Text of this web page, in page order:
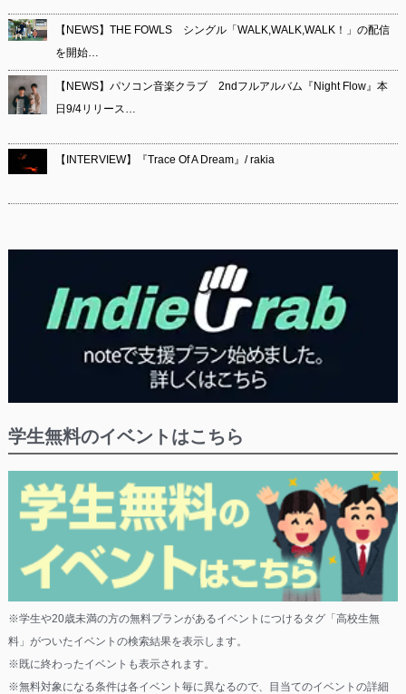
【NEWS】THE FOWLS シングル「WALK,WALK,WALK！」の配信
を開始…
【NEWS】パソコン音楽クラブ 2ndフルアルバム『Night Flow』本
日9/4リリース…
【INTERVIEW】『Trace Of A Dream』/ rakia
学生無料のイベントはこちら
※学生や20歳未満の方の無料プランがあるイベントにつけるタグ「高校生無
料」がついたイベントの検索結果を表示します。
※既に終わったイベントも表示されます。
※無料対象になる条件は各イベント毎に異なるので、目当てのイベントの詳細